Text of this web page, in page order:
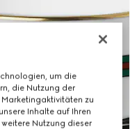
um die
die Nutzung der
zu
Inhalte auf Ihren
Nutzung dieser